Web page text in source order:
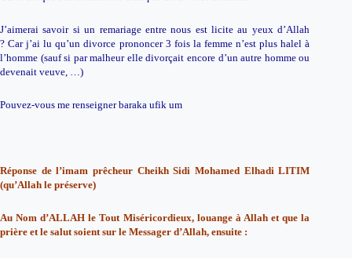
J’aimerai savoir si un remariage entre nous est licite au yeux d’Allah
?Car j’ai lu qu’un divorce prononcer 3 foisla femmen’est plus halel à
l’homme (sauf si par malheur elle divorçait encore d’un autre homme ou
devenait veuve, …)
Pouvez-vous me renseigner baraka ufik um
Réponse de l’imam prêcheur Cheikh Sidi Mohamed Elhadi LITIM
(qu’Allah le préserve)
Au Nom d’ALLAH le Tout Miséricordieux, louange à Allah et que la
prière et le salut soient sur le Messager d’Allah, ensuite :